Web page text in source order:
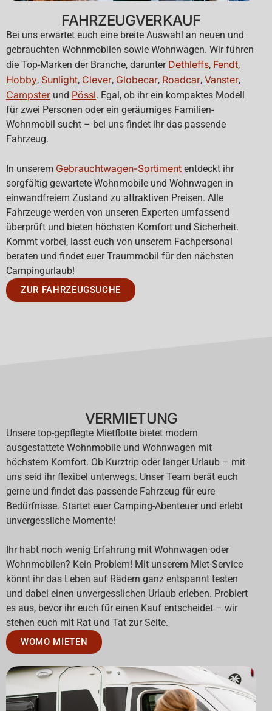
FAHRZEUGVERKAUF
Bei uns erwartet euch eine breite Auswahl an neuen und
gebrauchten Wohnmobilen sowie Wohnwagen. Wir führen
die Top-Marken der Branche, darunter Dethleffs, Fendt,
Hobby, Sunlight, Clever, Globecar, Roadcar, Vanster,
Campster und Pössl. Egal, ob ihr ein kompaktes Modell
für zwei Personen oder ein geräumiges Familien-
Wohnmobil sucht – bei uns findet ihr das passende
Fahrzeug.
In unserem Gebrauchtwagen-Sortiment entdeckt ihr
sorgfältig gewartete Wohnmobile und Wohnwagen in
einwandfreiem Zustand zu attraktiven Preisen. Alle
Fahrzeuge werden von unseren Experten umfassend
überprüft und bieten höchsten Komfort und Sicherheit.
Kommt vorbei, lasst euch von unserem Fachpersonal
beraten und findet euer Traummobil für den nächsten
Campingurlaub!
ZUR FAHRZEUGSUCHE
VERMIETUNG
Unsere top-gepflegte Mietflotte bietet modern
ausgestattete Wohnmobile und Wohnwagen mit
höchstem Komfort. Ob Kurztrip oder langer Urlaub – mit
uns seid ihr flexibel unterwegs. Unser Team berät euch
gerne und findet das passende Fahrzeug für eure
Bedürfnisse. Startet euer Camping-Abenteuer und erlebt
unvergessliche Momente!
Ihr habt noch wenig Erfahrung mit Wohnwagen oder
Wohnmobilen? Kein Problem! Mit unserem Miet-Service
könnt ihr das Leben auf Rädern ganz entspannt testen
und dabei einen unvergesslichen Urlaub erleben. Probiert
es aus, bevor ihr euch für einen Kauf entscheidet – wir
stehen euch mit Rat und Tat zur Seite.
WOMO MIETEN